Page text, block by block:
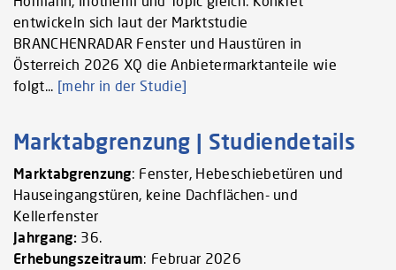
entwickeln sich laut der Marktstudie
BRANCHENRADAR Fenster und Haustüren in
Österreich 2026 XQ die Anbietermarktanteile wie
folgt... [mehr in der Studie]
Marktabgrenzung | Studiendetails
Marktabgrenzung: Fenster, Hebeschiebetüren und
Hauseingangstüren, keine Dachflächen- und
Kellerfenster
Jahrgang: 36.
Erhebungszeitraum: Februar 2026